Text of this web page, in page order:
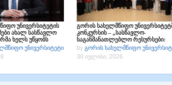
უნივერსიტეტის
ახალ სასწავლო
ხელს უწყობს
რეგიონებში
უნივერსიტეტი
გორის სახელმწიფო
კონკურსის – „სასწავლო-
საგანმანათლებლო რესურსები:
ინოვაცია და ეფექტურობა
თანამედროვე სწავლებაში“
გამარჯვებულები დააჯილდოეს
by გორის სახელმწიფო
30 ივლისი, 2026